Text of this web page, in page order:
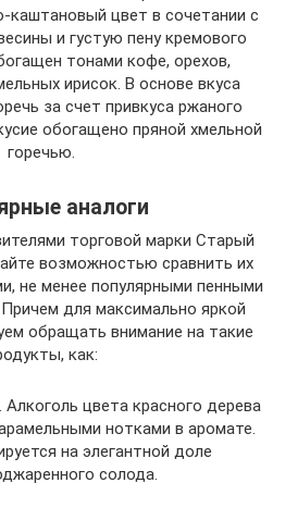
каштановый цвет в сочетании с
и густую пену кремового
тонами кофе, орехов,
ирисок. В основе вкуса
за счет привкуса ржаного
обогащено пряной хмельной
горечью.
аналоги
торговой марки Старый
возможностью сравнить их
не менее популярными пенными
для максимально яркой
обращать внимание на такие
как:
. Алкоголь цвета красного дерева
нотками в аромате.
на элегантной доле
солода.